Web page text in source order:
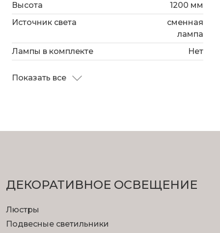
Высота
1200 мм
Источник света
сменная
лампа
Лампы в комплекте
Нет
Показать все
ДЕКОРАТИВНОЕ ОСВЕЩЕНИЕ
Люстры
Подвесные светильники